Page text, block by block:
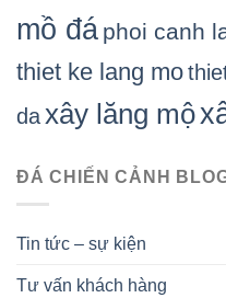
mồ đá phoi canh
thiet ke lang mo
daxây lăng mộ
ĐÁ CHIẾN CẢNH
Tin tức – sự kiện
Tư vấn khách hàng